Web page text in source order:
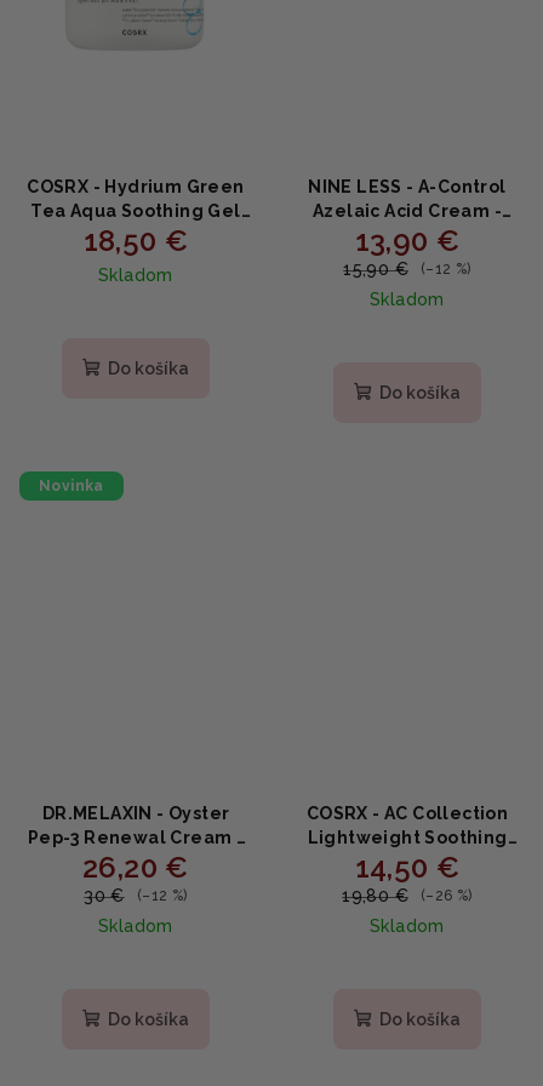
COSRX - Hydrium Green
Tea Aqua Soothing Gel
Cream - Upokojujúci gél-
krém so zeleným čajom
a pantenolom 50ml
18,50 €
Skladom
Do košíka
NINE LESS - A-Control
Azelaic Acid Cream -
Krém na problematickú
pleť s kyselinou
azelaovou 50ml
13,90 €
15,90 € (–12 %)
Skladom
Do košíka
Novinka
DR.MELAXIN - Oyster
Pep-3 Renewal Cream -
Omladzujúci pleťový
krém s peptidmi a
retinolom 50ml
26,20 €
30 € (–12 %)
Skladom
Do košíka
COSRX - AC Collection
Lightweight Soothing
Moisturizer - ľahký krém
na aknóznu pleť 80ml
14,50 €
19,80 € (–26 %)
Skladom
Do košíka